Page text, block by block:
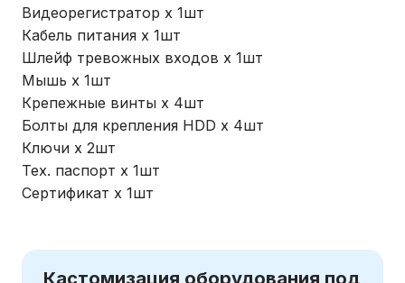
Видеорегистратор х 1шт
Кабель питания х 1шт
Шлейф тревожных входов х 1шт
Мышь х 1шт
Крепежные винты х 4шт
Болты для крепления HDD х 4шт
Ключи х 2шт
Тех. паспорт х 1шт
Сертификат х 1шт
Кастомизация оборудования под